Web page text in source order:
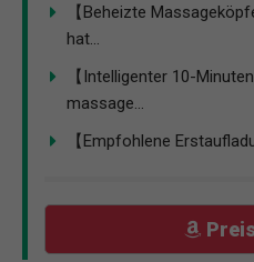
【Beheizte
hat...
【Intelligenter 10-
massage...
【Empfohlene